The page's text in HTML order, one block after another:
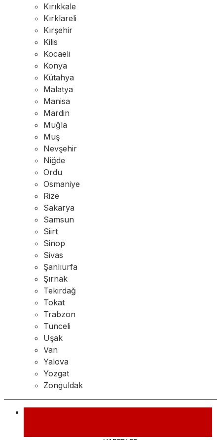
Kırıkkale
Kırklareli
Kırşehir
Kilis
Kocaeli
Konya
Kütahya
Malatya
Manisa
Mardin
Muğla
Muş
Nevşehir
Niğde
Ordu
Osmaniye
Rize
Sakarya
Samsun
Siirt
Sinop
Sivas
Şanlıurfa
Şırnak
Tekirdağ
Tokat
Trabzon
Tunceli
Uşak
Van
Yalova
Yozgat
Zonguldak